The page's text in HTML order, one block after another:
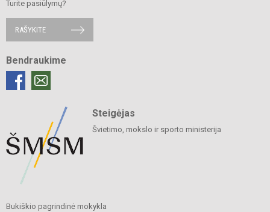
Turite pasiūlymų?
RAŠYKITE
Bendraukime
Steigėjas
Švietimo, mokslo ir sporto ministerija
Bukiškio pagrindinė mokykla